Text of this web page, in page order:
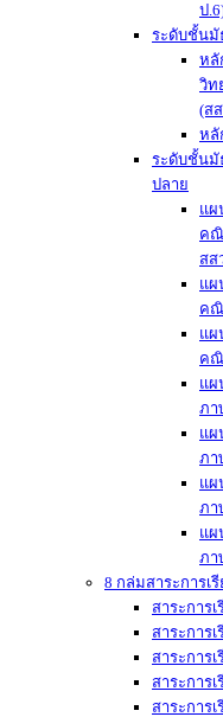
ป
ระดับชั้น
หลั
วิท
(ส
หลั
ระดับชั้น
ปลาย
แผ
คณิ
สส
แผ
คณิ
แผ
คณิ
แผ
ภา
แผ
ภา
แผ
ภา
แผ
ภา
8 กล่มสาระการเ
สาระการ
สาระการ
สาระการ
สาระการ
สาระการ